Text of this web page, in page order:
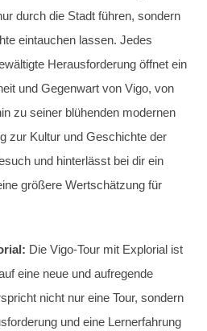
durch die Stadt führen, sondern
eintauchen lassen. Jedes
Herausforderung öffnet ein
und Gegenwart von Vigo, von
zu seiner blühenden modernen
zur Kultur und Geschichte der
und hinterlässt bei dir ein
größere Wertschätzung für
Die Vigo-Tour mit Explorial ist
eine neue und aufregende
nicht nur eine Tour, sondern
und eine Lernerfahrung